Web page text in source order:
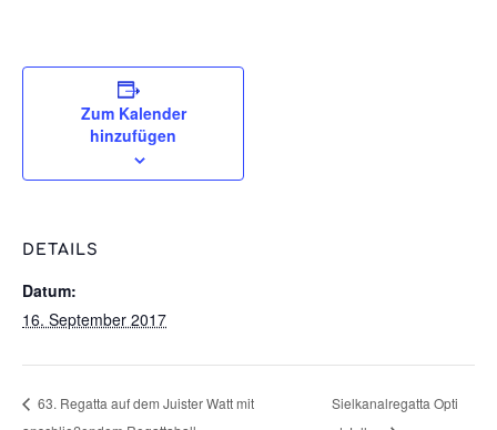
Zum Kalender
hinzufügen
DETAILS
Datum:
16. September 2017
63. Regatta auf dem Juister Watt mit
Sielkanalregatta Opti